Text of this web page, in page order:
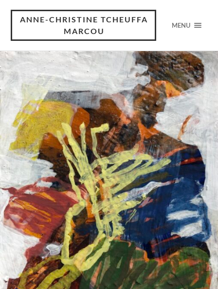
ANNE-CHRISTINE TCHEUFFA
MARCOU
MENU